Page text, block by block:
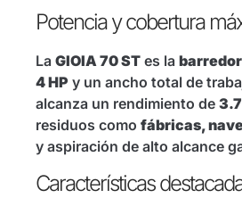
Potencia y cobertura
La GIOIA 70 ST es la
4 HP y un ancho total de
alcanza un rendimiento de
residuos como fábricas,
y aspiración de alto alcance
Características